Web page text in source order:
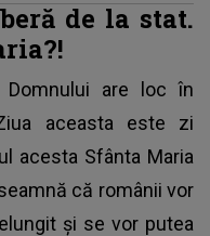
de la stat.
Domnului are loc în
aceasta este zi
acesta Sfânta Maria
că românii vor
și se vor putea